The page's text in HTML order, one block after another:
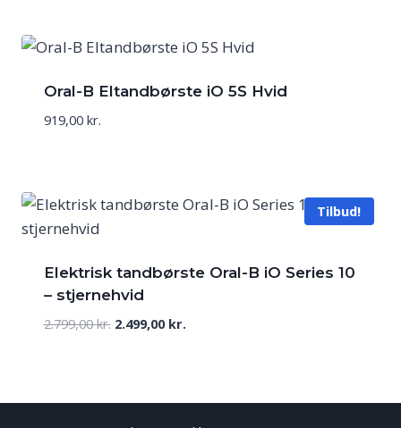
Oral-B Eltandbørste iO 5S Hvid
919,00 kr.
Tilbud!
Elektrisk tandbørste Oral-B iO Series 10
– stjernehvid
2.799,00kr. Den
2.799,00 kr..
2.499,00 kr.
2.499,00 kr..